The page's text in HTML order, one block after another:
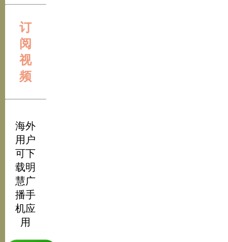
订
阅
视
频
海外
用户
可下
载明
慧广
播手
机应
用